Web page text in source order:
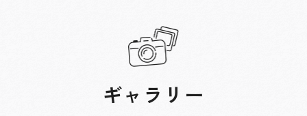
ギャラリー